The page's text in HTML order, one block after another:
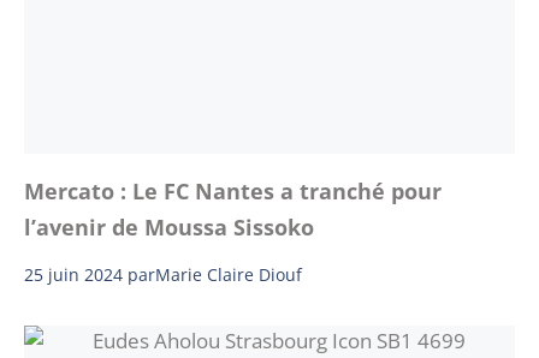
Mercato : Le FC Nantes a tranché pour
l’avenir de Moussa Sissoko
25 juin 2024 parMarie Claire Diouf